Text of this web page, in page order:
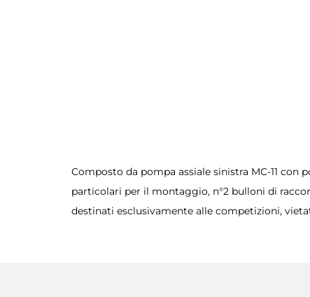
Composto da pompa assiale sinistra MC-11
particolari per il montaggio, n°2 bulloni di
destinati esclusivamente alle competizioni,